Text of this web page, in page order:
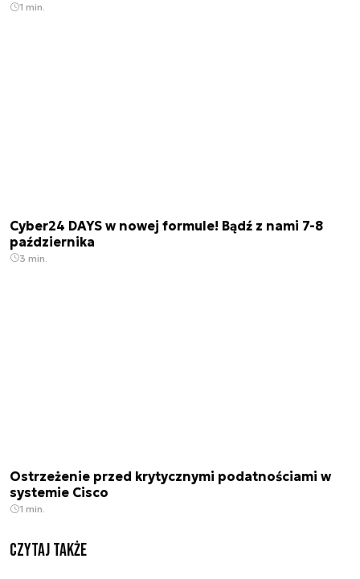
1 min.
Cyber24 DAYS w nowej formule! Bądź z nami 7-8
października
3 min.
Ostrzeżenie przed krytycznymi podatnościami w
systemie Cisco
1 min.
Czytaj także